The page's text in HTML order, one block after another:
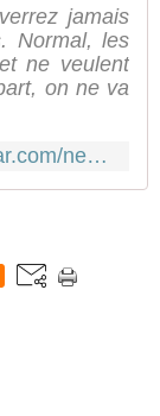
jamais
Normal, les
ne veulent
on ne va
http://www.giacometti-ravenne-polar.com/news/la-critique-qui-ne-fait-pas-plaisir/